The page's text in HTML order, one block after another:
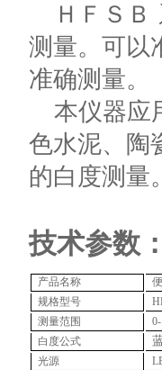
ＨＦＳＢ
测量。可以
准确测量。
本仪器应
色水泥、陶
的白度测量
技术参数
产品名称
规格型号
测量范围
白度公式
光源